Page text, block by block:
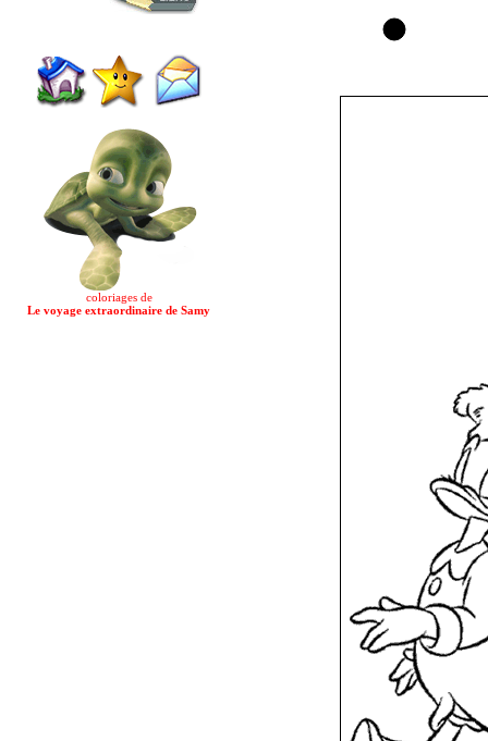
coloriages de
Le voyage extraordinaire de Samy